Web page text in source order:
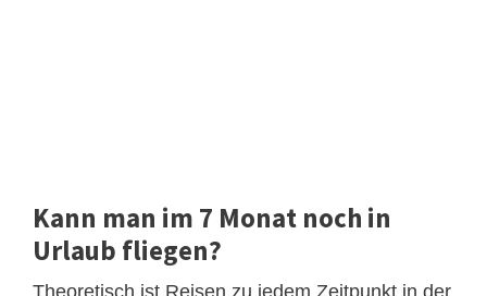
Kann man im 7 Monat noch in
Urlaub fliegen?